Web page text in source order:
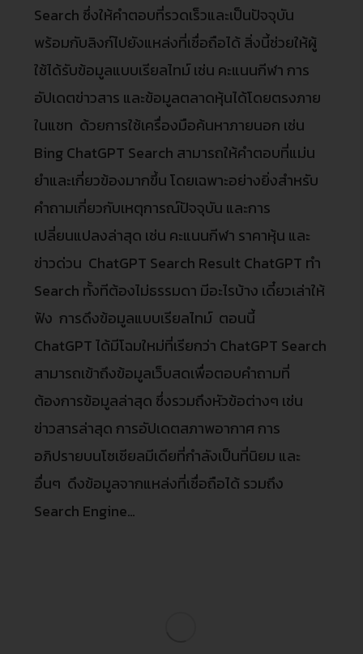
Search ซึ่งให้คําตอบที่รวดเร็วและเป็นปัจจุบัน
พร้อมกับลิงก์ไปยังแหล่งที่เชื่อถือได้ สิ่งนี้ช่วยให้ผู้
ใช้ได้รับข้อมูลแบบเรียลไทม์ เช่น คะแนนกีฬา การ
อัปเดตข่าวสาร และข้อมูลตลาดหุ้นได้โดยตรงภาย
ในแชท ด้วยการใช้เครื่องมือค้นหาภายนอก เช่น
Bing ChatGPT Search สามารถให้คําตอบที่แม่น
ยําและเกี่ยวข้องมากขึ้น โดยเฉพาะอย่างยิ่งสําหรับ
คําถามเกี่ยวกับเหตุการณ์ปัจจุบัน และการ
เปลี่ยนแปลงล่าสุด เช่น คะแนนกีฬา ราคาหุ้น และ
ข่าวด่วน ChatGPT Search Result ChatGPT ทำ
Search ทั้งทีต้องไม่ธรรมดา มีอะไรบ้าง เดี๋ยวเล่าให้
ฟัง การดึงข้อมูลแบบเรียลไทม์ ตอนนี้
ChatGPT ได้มีโฉมใหม่ที่เรียกว่า ChatGPT Search
สามารถเข้าถึงข้อมูลเว็บสดเพื่อตอบคําถามที่
ต้องการข้อมูลล่าสุด ซึ่งรวมถึงหัวข้อต่างๆ เช่น
ข่าวสารล่าสุด การอัปเดตสภาพอากาศ การ
อภิปรายบนโซเชียลมีเดียที่กําลังเป็นที่นิยม และ
อื่นๆ ดึงข้อมูลจากแหล่งที่เชื่อถือได้ รวมถึง
Search Engine…